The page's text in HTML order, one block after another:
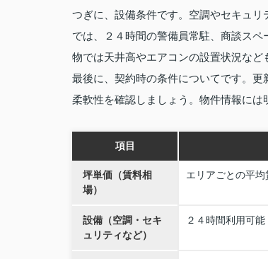
つぎに、設備条件です。空調やセキュ
では、２４時間の警備員常駐、商談ス
物では天井高やエアコンの設置状況など
最後に、契約時の条件についてです。
柔軟性を確認しましょう。物件情報に
項目
坪単価（賃料相
場）
エリアごとの平均
設備（空調・セキ
ュリティなど）
２４時間利用可